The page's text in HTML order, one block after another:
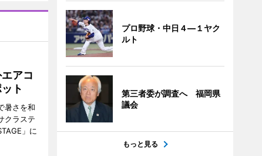
アコ
ト
暑さを和
クラステ
」に
プロ野球・中日４―１ヤク
ルト
第三者委が調査へ 福岡県
議会
もっと見る